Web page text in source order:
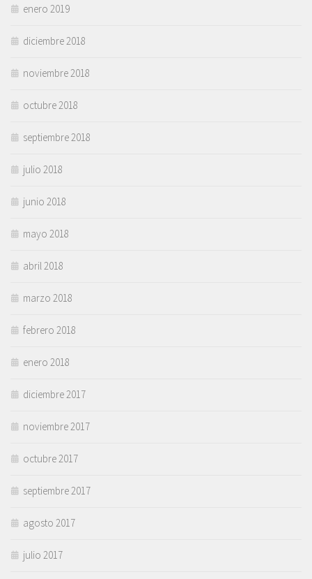
enero 2019
diciembre 2018
noviembre 2018
octubre 2018
septiembre 2018
julio 2018
junio 2018
mayo 2018
abril 2018
marzo 2018
febrero 2018
enero 2018
diciembre 2017
noviembre 2017
octubre 2017
septiembre 2017
agosto 2017
julio 2017